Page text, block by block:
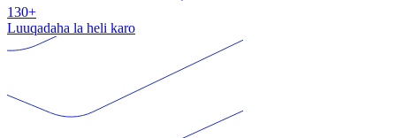
130+
Luuqadaha la heli karo